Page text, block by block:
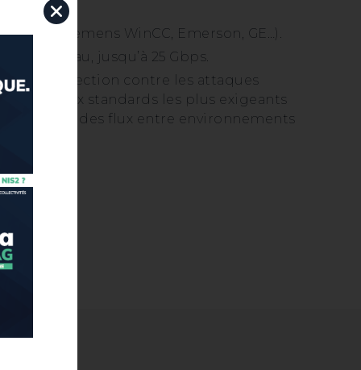
Pi, Siemens WinCC, Emerson, GE…).
réseau, jusqu’à 25 Gbps.
la protection contre les attaques
aux standards les plus exigeants
manuelle des flux entre environnements